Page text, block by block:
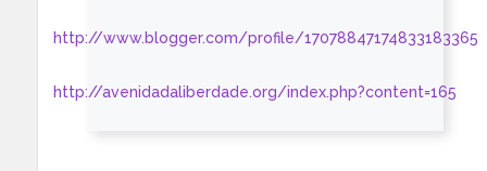
http://www.blogger.com/profile/17078847174833183365
http://avenidadaliberdade.org/index.php?content=165